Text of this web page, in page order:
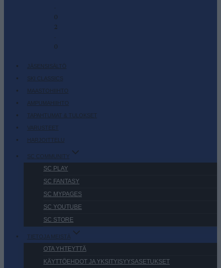
-
0
2
-
0
JÄSENSISÄLTÖ
SKI CLASSICS
MAASTOHIIHTO
AMPUMAHIIHTO
TAPAHTUMAT & TULOKSET
VARUSTEET
HARJOITTELU
SC COMMUNITY
SC PLAY
SC FANTASY
SC MYPAGES
SC YOUTUBE
SC STORE
TIETOJA MEISTÄ
OTA YHTEYTTÄ
KÄYTTÖEHDOT JA YKSITYISYYSASETUKSET